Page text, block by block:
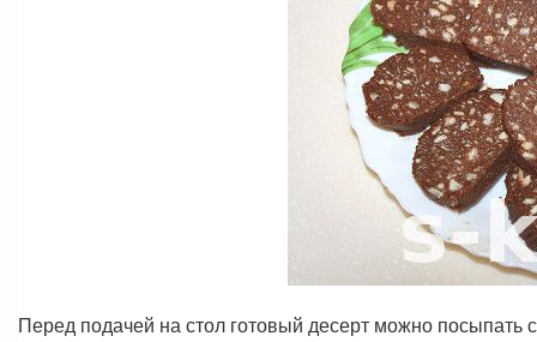
Перед подачей на стол готовый десерт можно посыпать